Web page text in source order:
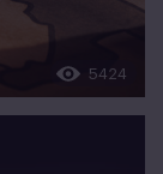
5424